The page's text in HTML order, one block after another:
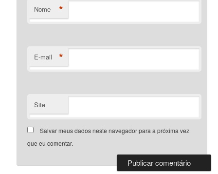
Nome *
E-mail *
Site
Salvar meus dados neste navegador para a próxima vez
que eu comentar.